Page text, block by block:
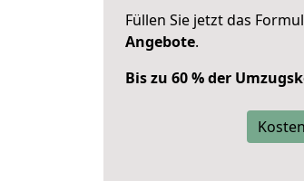
Füllen Sie jetzt das
Angebote.
Bis zu 60 % der